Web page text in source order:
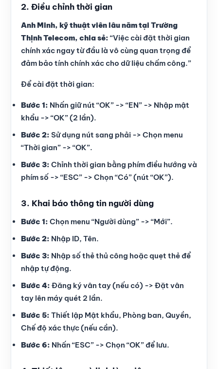
2. Điều chỉnh thời gian
Anh Minh, kỹ thuật viên lâu năm tại Trường
Thịnh Telecom, chia sẻ: “Việc cài đặt thời gian
chính xác ngay từ đầu là vô cùng quan trọng để
đảm bảo tính chính xác cho dữ liệu chấm công.”
Để cài đặt thời gian:
Bước 1: Nhấn giữ nút “OK” -> “EN” -> Nhập mật
khẩu -> “OK” (2 lần).
Bước 2: Sử dụng nút sang phải -> Chọn menu
“Thời gian” -> “OK”.
Bước 3: Chỉnh thời gian bằng phím điều hướng và
phím số -> “ESC” -> Chọn “Có” (nút “OK”).
3. Khai báo thông tin người dùng
Bước 1: Chọn menu “Người dùng” -> “Mới”.
Bước 2: Nhập ID, Tên.
Bước 3: Nhập số thẻ thủ công hoặc quẹt thẻ để
nhập tự động.
Bước 4: Đăng ký vân tay (nếu có) -> Đặt vân
tay lên máy quét 2 lần.
Bước 5: Thiết lập Mật khẩu, Phòng ban, Quyền,
Chế độ xác thực (nếu cần).
Bước 6: Nhấn “ESC” -> Chọn “OK” để lưu.